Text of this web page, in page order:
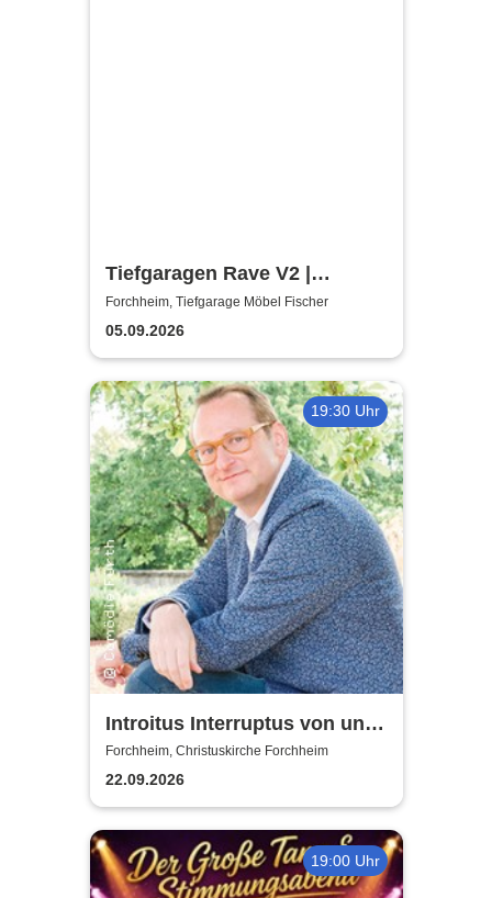
Tiefgaragen Rave V2 |
Tiefgarage Möbel Fischer
Forchheim, Tiefgarage Möbel Fischer
05.09.2026
19:30 Uhr
Introitus Interruptus von und
mit Volker Heißmann & dem
Pavel-Sandorf-Quartett
Forchheim, Christuskirche Forchheim
22.09.2026
19:00 Uhr